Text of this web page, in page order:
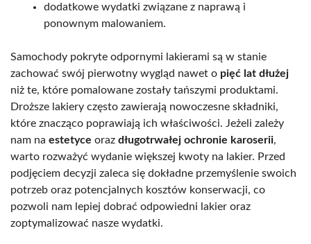
dodatkowe wydatki związane z naprawą i
ponownym malowaniem.
Samochody pokryte odpornymi lakierami są w stanie
zachować swój pierwotny wygląd nawet o pięć lat dłużej
niż te, które pomalowane zostały tańszymi produktami.
Droższe lakiery często zawierają nowoczesne składniki,
które znacząco poprawiają ich właściwości. Jeżeli zależy
nam na estetyce oraz długotrwałej ochronie karoserii,
warto rozważyć wydanie większej kwoty na lakier. Przed
podjęciem decyzji zaleca się dokładne przemyślenie swoich
potrzeb oraz potencjalnych kosztów konserwacji, co
pozwoli nam lepiej dobrać odpowiedni lakier oraz
zoptymalizować nasze wydatki.